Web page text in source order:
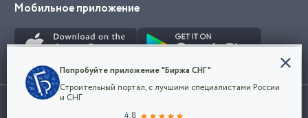
Мобильное приложение
Использование сайта, в том числе подача объявлений, означает
Конфиденциальность
Мы используем файлы cookie, чтобы сделать
наш сайт удобным для каждого
Попробуйте приложение "Биржа СНГ"
Строительный портал, с лучшими специалистами России
и СНГ
4.8